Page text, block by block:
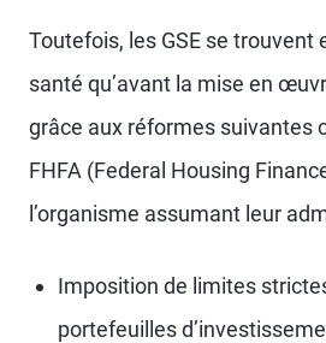
Toutefois, les GSE se trouvent
santé qu’avant la mise en
grâce aux réformes suivantes
FHFA (Federal Housing
l’organisme assumant leur
Imposition de limites
portefeuilles